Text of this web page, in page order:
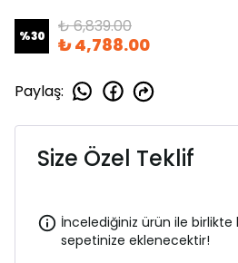
%30 ₺ 6,839.00
₺ 4,788.00
Paylaş:
Size Özel Teklif
İncelediğiniz ürün ile
sepetinize eklenecektir!